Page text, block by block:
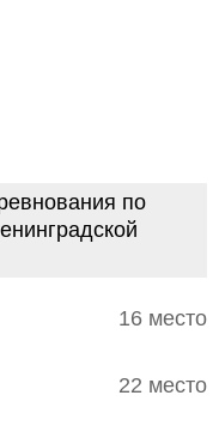
по
16 место
22 место